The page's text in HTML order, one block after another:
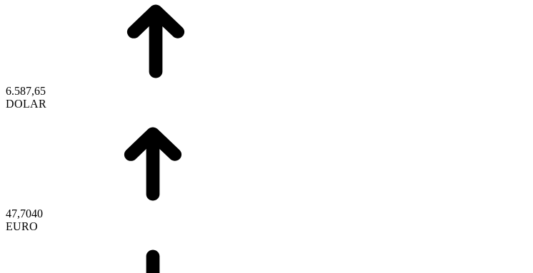
6.587,65
DOLAR
47,7040
EURO